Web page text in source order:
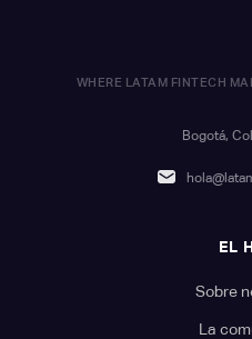
WHERE LATAM FINTECH
Bogotá,
EL
Sobre
La